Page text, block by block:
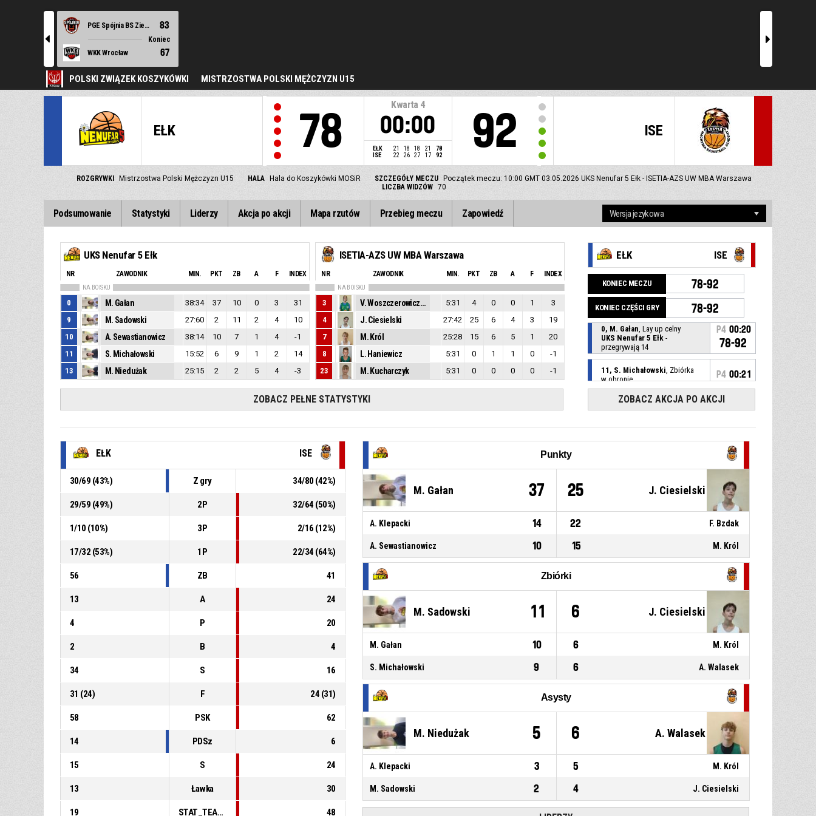
l
PGE Spójnia BS Ziemi Szczecińskiej Stargard 83
Koniec
WKK Wrocław
67
r
POLSKI ZWIĄZEK KOSZYKÓWKI MISTRZOSTWA POLSKI MĘŻCZYZN U15
EŁK 78
Kwarta 4
00:00
EŁK 21 18 18 21
78
ISE
22 26 27 17 92
ISE
92
ROZGRYWKI Mistrzostwa Polski Mężczyzn U15 HALA Hala do Koszykówki MOSiR SZCZEGÓŁY MECZU Początek meczu: 10:00 GMT 03.05.2026 UKS Nenufar 5 Ełk - ISETIA-AZS UW MBA Warszawa
LICZBA WIDZÓW 70
Podsumowanie Statystyki Liderzy Akcja po akcji Mapa rzutów Przebieg meczu Zapowiedź
UKS Nenufar 5 Ełk
NR ZAWODNIK MIN. PKT ZB A F INDEX
NA BOISKU
0 M. Gałan 38:34 37 10 0 3
31
9
M. Sadowski 27:60 2 11 2 4
10
10
A. Sewastianowicz 38:14 10 7 1 4
-1
11
S. Michałowski 15:52 6 9 1 2
14
13
M. Niedużak 25:15 2 2 5 4 -3
ISETIA-AZS UW MBA Warszawa
NR ZAWODNIK MIN. PKT ZB A F INDEX
NA BOISKU
3 V. Woszczerowicz-Tymecki 5:31 4 0 0 1
3
4
J. Ciesielski 27:42 25 6 4 3
19
7
M. Król 25:28 15 6 5 1
20
8
L. Haniewicz 5:31 0 1 1 0
-1
23
M. Kucharczyk 5:31 0 0 0 0 -1
ZOBACZ PEŁNE STATYSTYKI
EŁK ISE
KONIEC MECZU 78-92
KONIEC CZĘŚCI GRY 78-92
0, M. Gałan, Lay up celny
UKS Nenufar 5 Ełk -
przegrywają 14
P4 00:20
78-92
11, S. Michałowski, Zbiórka
w obronie
P4 00:21
P400:27
9, M. Sadowski, Strata - piłka
00:42
P400:48
2 niecelny
UKS Nenufar 5 Ełk-
P401:15
76-92
ZOBACZ AKCJA PO AKCJI
EŁK ISE
30/69 (43%) Z gry 34/80 (42%)
29/59 (49%) 2P 32/64 (50%)
1/10 (10%) 3P 2/16 (12%)
17/32 (53%) 1P 22/34 (64%)
56 ZB 41
13 A 24
4 P 20
2 B 4
34 S 16
31 (24) F 24 (31)
58 PSK 62
14 PDSz 6
15 S 24
13 Ławka 30
19 STAT_TEAMMATCH_BASKETBALL_sPointsFastBreak_ABBREV 48
Punkty
M. Gałan 37 25 J. Ciesielski
A. Klepacki 14 22 F. Bzdak
A. Sewastianowicz 10 15 M. Król
Zbiórki
M. Sadowski 11 6 J. Ciesielski
M. Gałan 10 6 M. Król
S. Michałowski 9 6 A. Walasek
Asysty
M. Niedużak 5 6 A. Walasek
A. Klepacki 3 5 M. Król
M. Sadowski 2 4 J. Ciesielski